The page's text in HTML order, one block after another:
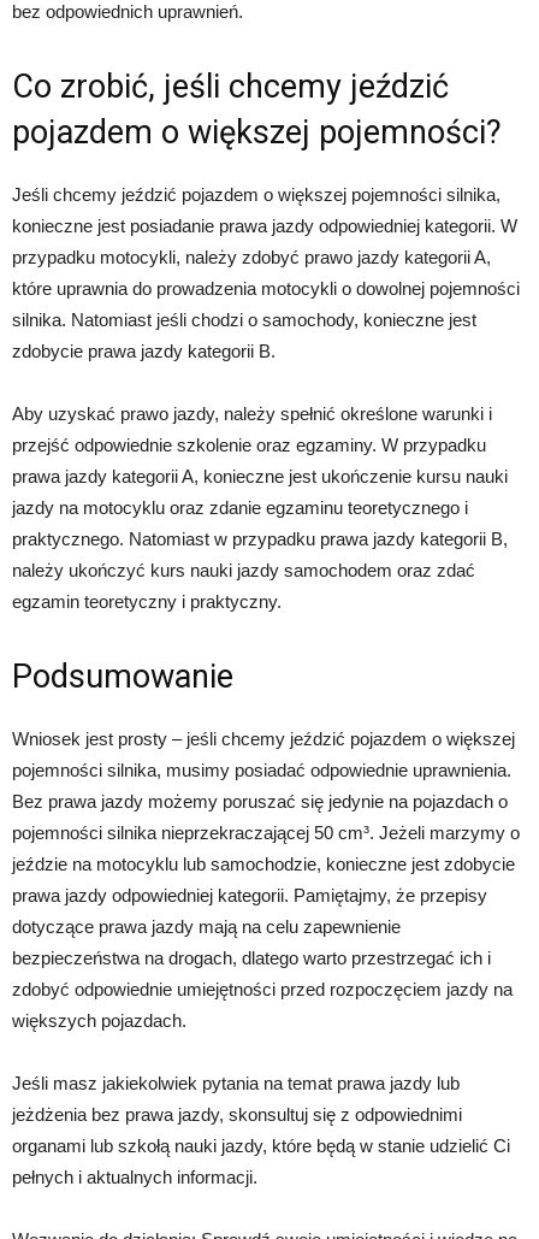
bez odpowiednich uprawnień.
Co zrobić, jeśli chcemy jeździć
pojazdem o większej pojemności?
Jeśli chcemy jeździć pojazdem o większej pojemności silnika,
konieczne jest posiadanie prawa jazdy odpowiedniej kategorii. W
przypadku motocykli, należy zdobyć prawo jazdy kategorii A,
które uprawnia do prowadzenia motocykli o dowolnej pojemności
silnika. Natomiast jeśli chodzi o samochody, konieczne jest
zdobycie prawa jazdy kategorii B.
Aby uzyskać prawo jazdy, należy spełnić określone warunki i
przejść odpowiednie szkolenie oraz egzaminy. W przypadku
prawa jazdy kategorii A, konieczne jest ukończenie kursu nauki
jazdy na motocyklu oraz zdanie egzaminu teoretycznego i
praktycznego. Natomiast w przypadku prawa jazdy kategorii B,
należy ukończyć kurs nauki jazdy samochodem oraz zdać
egzamin teoretyczny i praktyczny.
Podsumowanie
Wniosek jest prosty – jeśli chcemy jeździć pojazdem o większej
pojemności silnika, musimy posiadać odpowiednie uprawnienia.
Bez prawa jazdy możemy poruszać się jedynie na pojazdach o
pojemności silnika nieprzekraczającej 50 cm³. Jeżeli marzymy o
jeździe na motocyklu lub samochodzie, konieczne jest zdobycie
prawa jazdy odpowiedniej kategorii. Pamiętajmy, że przepisy
dotyczące prawa jazdy mają na celu zapewnienie
bezpieczeństwa na drogach, dlatego warto przestrzegać ich i
zdobyć odpowiednie umiejętności przed rozpoczęciem jazdy na
większych pojazdach.
Jeśli masz jakiekolwiek pytania na temat prawa jazdy lub
jeżdżenia bez prawa jazdy, skonsultuj się z odpowiednimi
organami lub szkołą nauki jazdy, które będą w stanie udzielić Ci
pełnych i aktualnych informacji.